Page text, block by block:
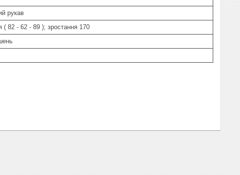
рукав
( 82 - 62 - 89 ); зростання 170